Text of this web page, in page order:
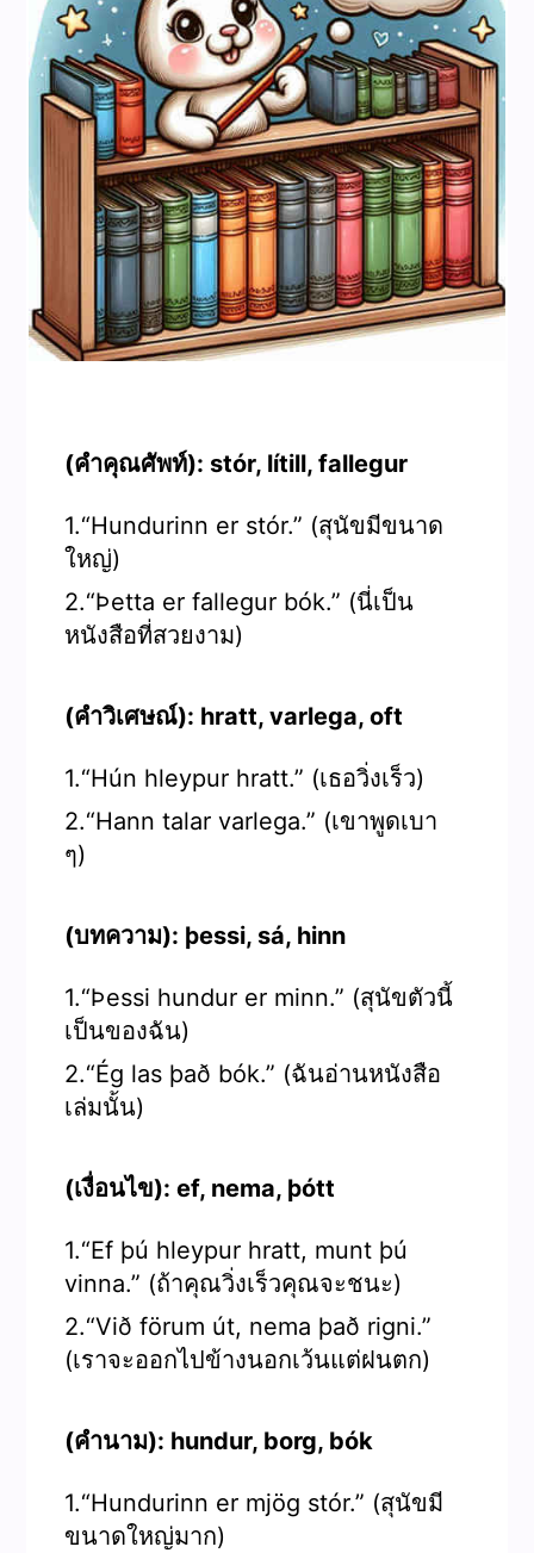
(คำคุณศัพท์): stór, lítill, fallegur
1.“Hundurinn er stór.” (สุนัขมีขนาด
ใหญ่)
2.“Þetta er fallegur bók.” (นี่เป็น
หนังสือที่สวยงาม)
(คำวิเศษณ์): hratt, varlega, oft
1.“Hún hleypur hratt.” (เธอวิ่งเร็ว)
2.“Hann talar varlega.” (เขาพูดเบา
ๆ)
(บทความ): þessi, sá, hinn
1.“Þessi hundur er minn.” (สุนัขตัวนี้
เป็นของฉัน)
2.“Ég las það bók.” (ฉันอ่านหนังสือ
เล่มนั้น)
(เงื่อนไข): ef, nema, þótt
1.“Ef þú hleypur hratt, munt þú
vinna.” (ถ้าคุณวิ่งเร็วคุณจะชนะ)
2.“Við förum út, nema það rigni.”
(เราจะออกไปข้างนอกเว้นแต่ฝนตก)
(คำนาม): hundur, borg, bók
1.“Hundurinn er mjög stór.” (สุนัขมี
ขนาดใหญ่มาก)